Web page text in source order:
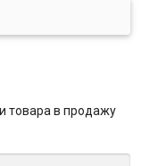
товара в продажу